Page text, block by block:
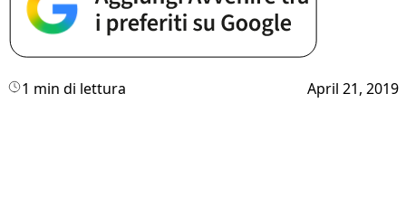
1 min di lettura April 21, 2019